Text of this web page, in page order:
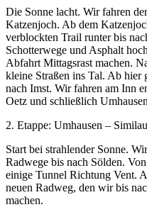
Die Sonne lacht. Wir fahren
Katzenjoch. Ab dem
verblockten Trail runter bis
Schotterwege und Asphalt
Abfahrt Mittagsrast machen.
kleine Straßen ins Tal. Ab hier
nach Imst. Wir fahren am Inn
Oetz und schließlich
2. Etappe: Umhausen –
Start bei strahlender Sonne.
Radwege bis nach Sölden.
einige Tunnel Richtung Vent.
neuen Radweg, den wir bis
machen.